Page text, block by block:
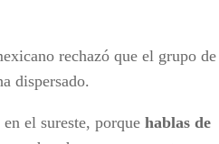
rechazó que el grupo de
dispersado.
el sureste, porque hablas de